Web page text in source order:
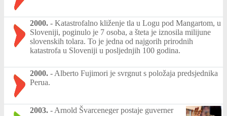
2000. - Katastrofalno kliženje tla u Logu pod Mangartom, u
Sloveniji, poginulo je 7 osoba, a šteta je iznosila milijune
slovenskih tolara. To je jedna od najgorih prirodnih
katastrofa u Sloveniji u posljednjih 100 godina.
2000. - Alberto Fujimori je svrgnut s položaja predsjednika
Perua.
2003. - Arnold Švarceneger postaje guverner